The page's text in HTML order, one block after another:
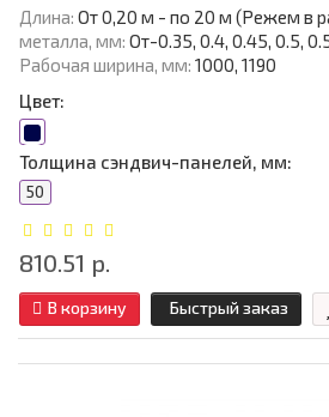
Длина: От 0,20 м - по 20 м (Режем в
металла, мм: От-0.35, 0.4, 0.45, 0.5,
Рабочая ширина, мм: 1000, 1190
Цвет:
Толщина сэндвич-панелей, мм:
50
810.51 р.
В корзину Быстрый заказ